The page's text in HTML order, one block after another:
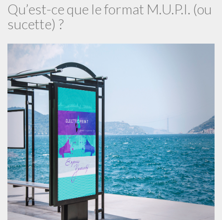
Qu’est-ce que le format M.U.P.I. (ou
sucette) ?